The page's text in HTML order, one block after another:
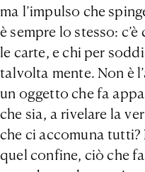
ma l’impulso che
è sempre lo stesso:
le carte, e chi per
talvolta mente. Non è
un oggetto che fa
che sia, a rivelare la
che ci accomuna tutti?
quel confine, ciò che